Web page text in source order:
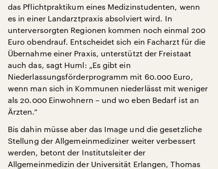
das Pflichtpraktikum eines Medizinstudenten, wenn
es in einer Landarztpraxis absolviert wird. In
unterversorgten Regionen kommen noch einmal 200
Euro obendrauf. Entscheidet sich ein Facharzt für die
Übernahme einer Praxis, unterstützt der Freistaat
auch das, sagt Huml: „Es gibt ein
Niederlassungsförderprogramm mit 60.000 Euro,
wenn man sich in Kommunen niederlässt mit weniger
als 20.000 Einwohnern – und wo eben Bedarf ist an
Ärzten.“
Bis dahin müsse aber das Image und die gesetzliche
Stellung der Allgemeinmediziner weiter verbessert
werden, betont der Institutsleiter der
Allgemeinmedizin der Universität Erlangen, Thomas